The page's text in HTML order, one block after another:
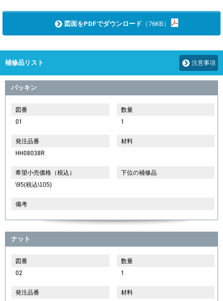
図面をPDFでダウンロード （76KB）
補修品リスト 注意事項
パッキン
図番
01
数量
1
発注品番
HH08038R
材料
希望小売価格（税込）
\95(税込\105)
下位の補修品
備考
ナット
図番
02
数量
1
発注品番
材料